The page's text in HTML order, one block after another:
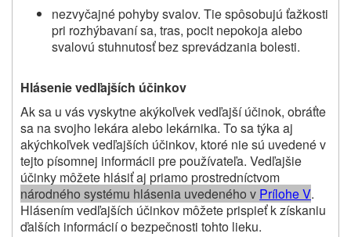
nezvyčajné pohyby svalov. Tie spôsobujú ťažkosti
pri rozhýbavaní sa, tras, pocit nepokoja alebo
svalovú stuhnutosť bez sprevádzania bolesti.
Hlásenie vedľajších účinkov
Ak sa u vás vyskytne akýkoľvek vedľajší účinok, obráťte
sa na svojho lekára alebo lekárnika. To sa týka aj
akýchkoľvek vedľajších účinkov, ktoré nie sú uvedené v
tejto písomnej informácii pre používateľa. Vedľajšie
účinky môžete hlásiť aj priamo prostredníctvom
národného systému hlásenia uvedeného v Prílohe V.
Hlásením vedľajších účinkov môžete prispieť k získaniu
ďalších informácií o bezpečnosti tohto lieku.